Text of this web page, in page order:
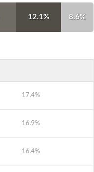
12.1% 8.6%
17.4%
16.9%
16.4%